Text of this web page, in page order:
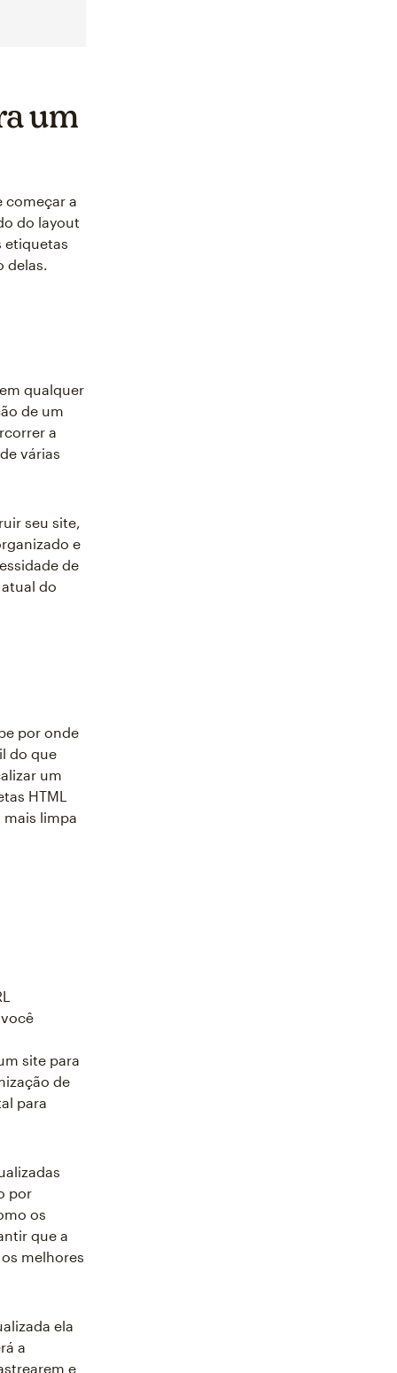
um
começar a
do layout
etiquetas
delas.
qualquer
de um
a
várias
seu site,
e
de
do
por onde
do que
um
HTML
mais limpa
site para
de
para
por
os
que a
melhores
ela
a
e